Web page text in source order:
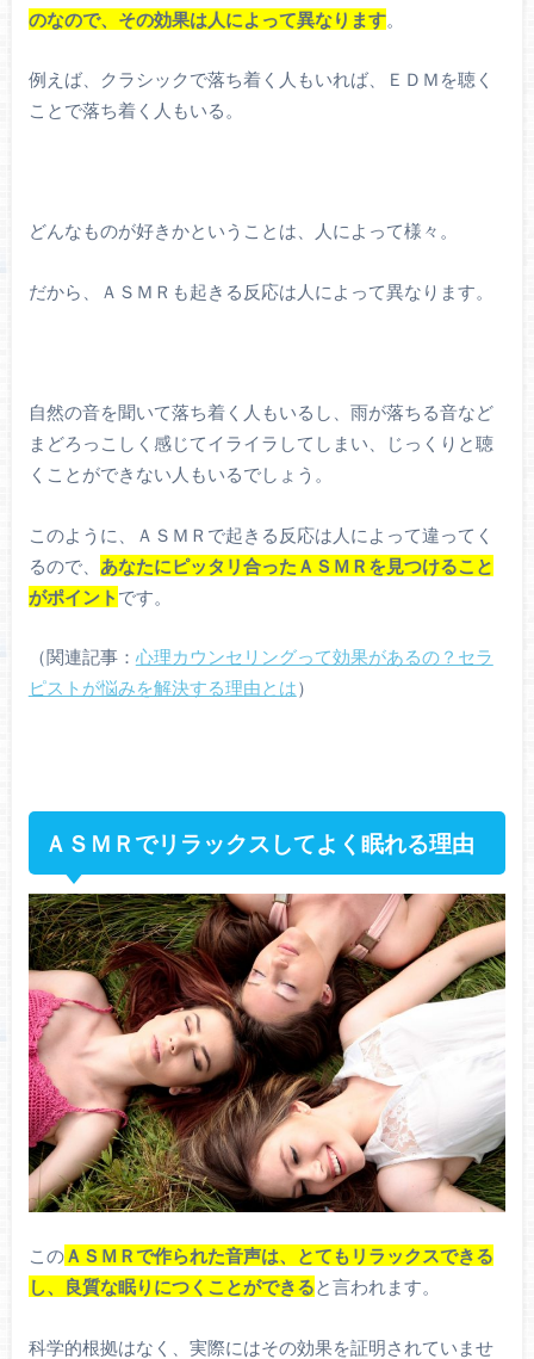
のなので、その効果は人によって異なります。
例えば、クラシックで落ち着く人もいれば、ＥＤＭを聴く
ことで落ち着く人もいる。
どんなものが好きかということは、人によって様々。
だから、ＡＳＭＲも起きる反応は人によって異なります。
自然の音を聞いて落ち着く人もいるし、雨が落ちる音など
まどろっこしく感じてイライラしてしまい、じっくりと聴
くことができない人もいるでしょう。
このように、ＡＳＭＲで起きる反応は人によって違ってく
るので、 あなたにピッタリ合ったＡＳＭＲを見つけること
がポイント です。
（関連記事： 心理カウンセリングって効果があるの？セラ
ピストが悩みを解決する理由とは）
ＡＳＭＲでリラックスしてよく眠れる理由
このＡＳＭＲで作られた音声は、とてもリラックスできる
し、良質な眠りにつくことができると言われます。
科学的根拠はなく、実際にはその効果を証明されていませ